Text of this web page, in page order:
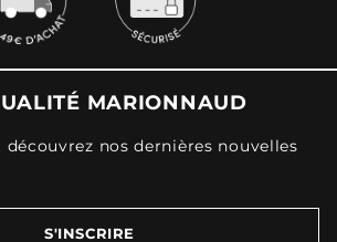
MARIONNAUD
découvrez nos dernières nouvelles
S'INSCRIRE